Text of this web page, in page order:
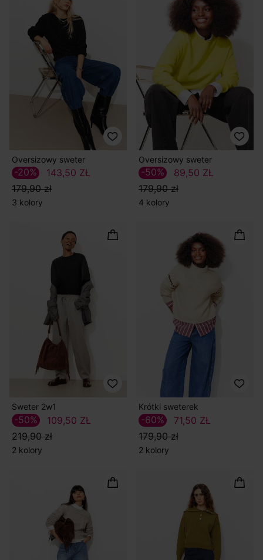
Oversizowy sweter
143,50 ZŁ
179,90 zł
-20%
3 kolory
Oversizowy sweter
89,50 ZŁ
179,90 zł
-50%
4 kolory
Sweter 2w1
109,50 ZŁ
219,90 zł
-50%
2 kolory
Krótki sweterek
71,50 ZŁ
179,90 zł
-60%
2 kolory